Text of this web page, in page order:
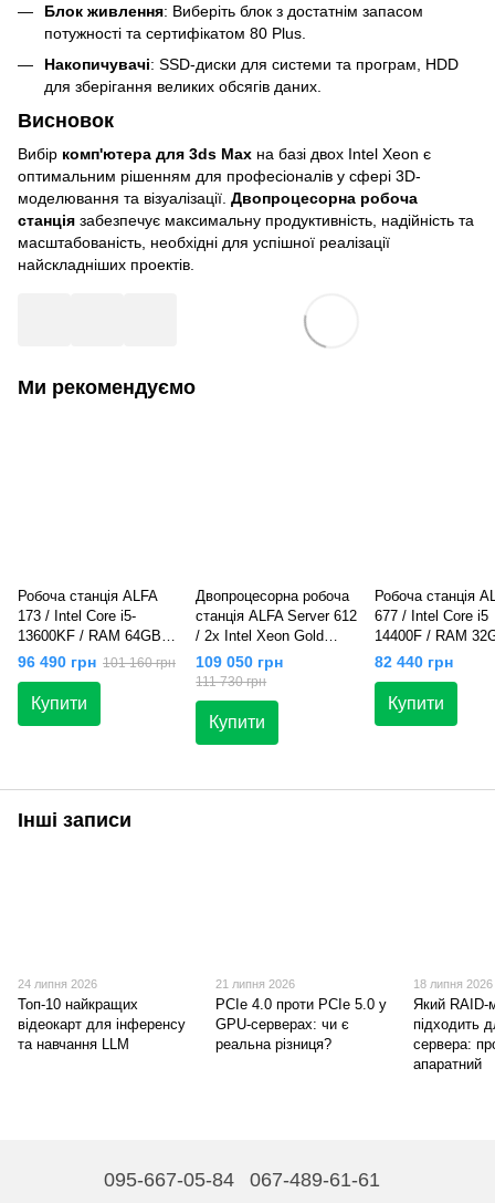
Блок живлення: Виберіть блок з достатнім запасом
потужності та сертифікатом 80 Plus.
Накопичувачі: SSD-диски для системи та програм, HDD
для зберігання великих обсягів даних.
Висновок
Вибір комп'ютера для 3ds Max на базі двох Intel Xeon є
оптимальним рішенням для професіоналів у сфері 3D-
моделювання та візуалізації. Двопроцесорна робоча
станція забезпечує максимальну продуктивність, надійність та
масштабованість, необхідні для успішної реалізації
найскладніших проектів.
Ми рекомендуємо
Робоча станція ALFA
173 / Intel Core i5-
13600KF / RAM 64GB /
SSD 1 TB / GeForce
RTX 5060Ti 16GB
96 490 грн 101 160 грн
Купити
Двопроцесорна робоча
станція ALFA Server 612
/ 2х Intel Xeon Gold
6154 / RAM 128GB /
SSD 1TB / GeForce
109 050 грн
111 730 грн
Купити
Робоча станція
677 / Intel Core i5
14400F / RAM
SSD 500 GB /
RTX 5060Ti 16GB
82 440 грн
Купити
Інші записи
24 липня 2026
Топ-10 найкращих
відеокарт для інференсу
та навчання LLM
21 липня 2026
PCIe 4.0 проти PCIe 5.0 у
GPU-серверах: чи є
реальна різниця?
18 липня 2026
Який RAID-
підходить
сервера:
апаратний
095-667-05-84 067-489-61-61